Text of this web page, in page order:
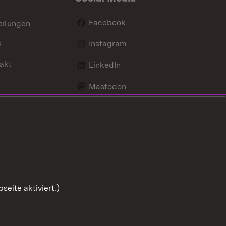
Facebook
Instagram
LinkedIn
Mastodon
aktiviert.)